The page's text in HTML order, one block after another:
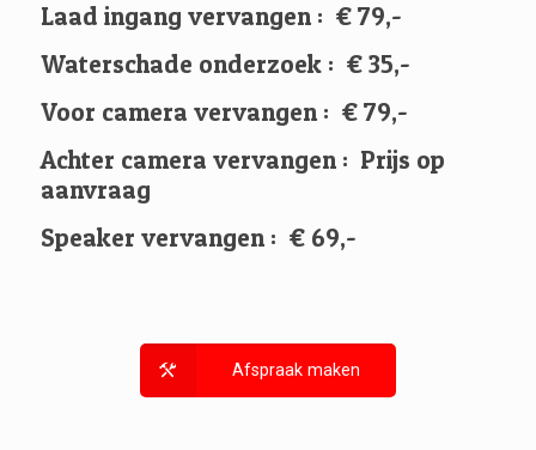
Laad ingang vervangen : € 79,-
Waterschade onderzoek : € 35,-
Voor camera vervangen : € 79,-
Achter camera vervangen : Prijs op
aanvraag
Speaker vervangen : € 69,-
Afspraak maken